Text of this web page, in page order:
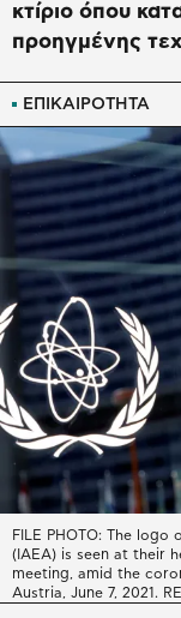
ΕΠΙΚΑΙΡΟΤΗΤΑ
κτίριο όπου
προηγμένης
FILE PHOTO: The
(IAEA) is seen at their
meeting, amid the
Austria, June 7, 2021.